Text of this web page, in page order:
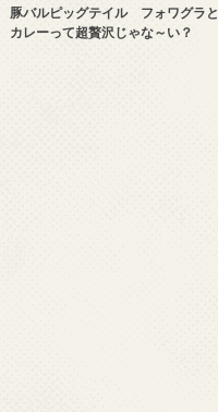
豚バルピッグテイル フォワグラと
カレーって超贅沢じゃな～い？